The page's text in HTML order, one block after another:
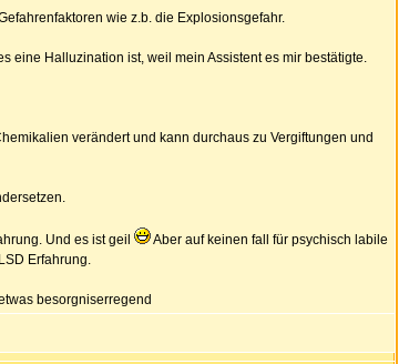
wie z.b. die Explosionsgefahr.
eine Halluzination ist, weil mein Assistent es mir bestätigte.
verändert und kann durchaus zu Vergiftungen und
Und es ist geil
Aber auf keinen fall für psychisch labile
Erfahrung.
besorgniserregend